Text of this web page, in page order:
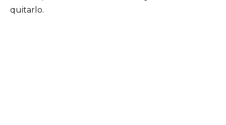
quitarlo.